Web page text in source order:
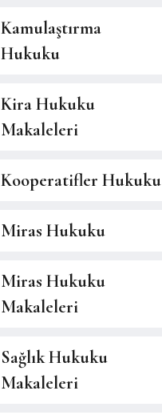
Kamulaştırma
Hukuku
Kira Hukuku
Makaleleri
Kooperatifler Hukuku
Miras Hukuku
Miras Hukuku
Makaleleri
Sağlık Hukuku
Makaleleri